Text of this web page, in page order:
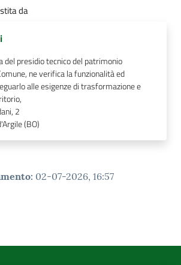
da
del presidio tecnico del patrimonio
ne verifica la funzionalità ed
alle esigenze di trasformazione e
2
(BO)
: 02-07-2026, 16:57